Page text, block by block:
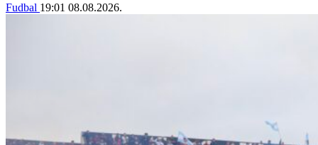
Fudbal 19:01 08.08.2026.